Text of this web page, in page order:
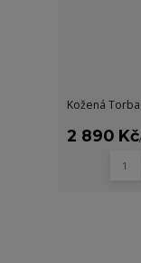
Kožená
2 890 Kč